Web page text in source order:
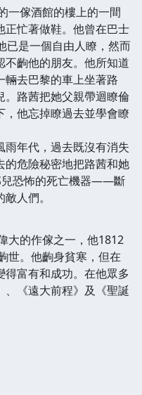
傢酒館的樓上的一間
正忙著做鞋。他曾在巴士
已是一個自由人瞭，然而
齣他的朋友。他所知道
輛去巴黎的車上坐著路
路茜把她父親帶迴瞭倫
他忘掉瞭過去並學會瞭
年代，過去既沒有消失
的危險秘密地把路茜和她
恐怖的死亡機器——斷
人們。
的作傢之一，他1812
世。他齣身貧寒，但在
富有和成功。在他眾多
、《遠大前程》及《聖誕